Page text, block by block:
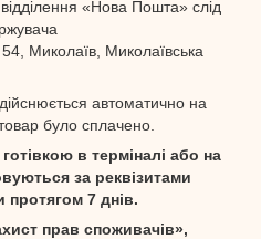
«Нова Пошта» слід
Миколаїв, Миколаївська
автоматично на
було сплачено.
в терміналі або на
за реквізитами
протягом 7 днів.
прав споживачів»,